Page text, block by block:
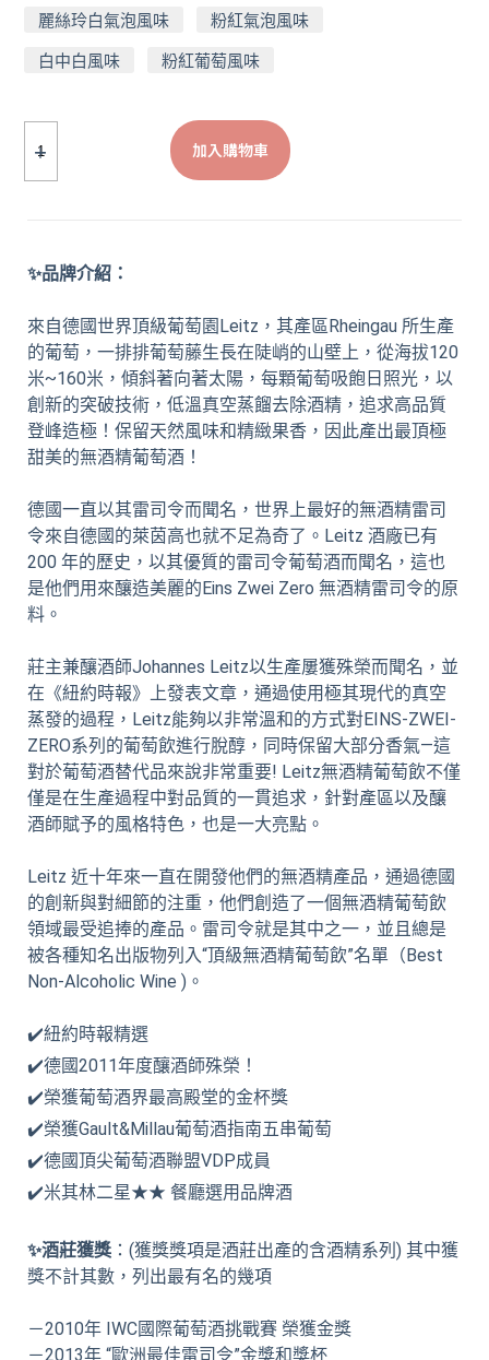
麗絲玲白氣泡風味 粉紅氣泡風味
白中白風味 粉紅葡萄風味
加入購物車
✨品牌介紹：
來自德國世界頂級葡萄園Leitz，其產區Rheingau 所生產
的葡萄，一排排葡萄藤生長在陡峭的山壁上，從海拔120
米~160米，傾斜著向著太陽，每顆葡萄吸飽日照光，以
創新的突破技術，低溫真空蒸餾去除酒精，追求高品質
登峰造極！保留天然風味和精緻果香，因此產出最頂極
甜美的無酒精葡萄酒！
德國一直以其雷司令而聞名，世界上最好的無酒精雷司
令來自德國的萊茵高也就不足為奇了。Leitz 酒廠已有
200 年的歷史，以其優質的雷司令葡萄酒而聞名，這也
是他們用來釀造美麗的Eins Zwei Zero 無酒精雷司令的原
料。
莊主兼釀酒師Johannes Leitz以生產屢獲殊榮而聞名，並
在《紐約時報》上發表文章，通過使用極其現代的真空
蒸發的過程，Leitz能夠以非常溫和的方式對EINS-ZWEI-
ZERO系列的葡萄飲進行脫醇，同時保留大部分香氣—這
對於葡萄酒替代品來說非常重要! Leitz無酒精葡萄飲不僅
僅是在生產過程中對品質的一貫追求，針對產區以及釀
酒師賦予的風格特色，也是一大亮點。
Leitz 近十年來一直在開發他們的無酒精產品，通過德國
的創新與對細節的注重，他們創造了一個無酒精葡萄飲
領域最受追捧的產品。雷司令就是其中之一，並且總是
被各種知名出版物列入“頂級無酒精葡萄飲”名單（Best
Non-Alcoholic Wine )。
✔️紐約時報精選
✔️德國2011年度釀酒師殊榮！
✔️榮獲葡萄酒界最高殿堂的金杯獎
✔️榮獲Gault&Millau葡萄酒指南五串葡萄
✔️德國頂尖葡萄酒聯盟VDP成員
✔️米其林二星★★ 餐廳選用品牌酒
✨酒莊獲獎 ：(獲獎獎項是酒莊出產的含酒精系列) 其中獲
獎不計其數，列出最有名的幾項
－2010年 IWC國際葡萄酒挑戰賽 榮獲金獎
－2013年 “歐洲最佳雷司令”金獎和獎杯